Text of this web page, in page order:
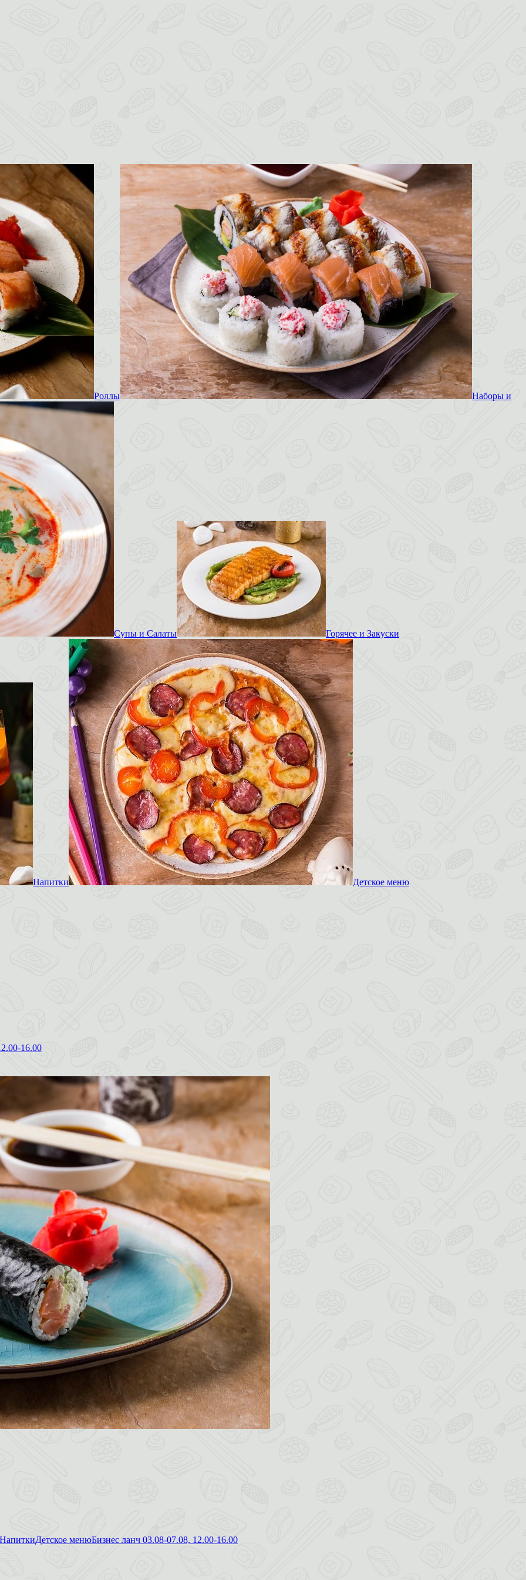
Роллы Наборы и
Супы и Салаты Горячее и Закуски
Напитки Детское меню
16.00
НапиткиДетское менюБизнес ланч 03.08-07.08, 12.00-16.00